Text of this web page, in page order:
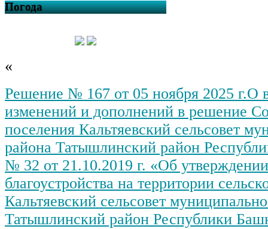
Погода
«
Решение № 167 от 05 ноября 2025 г.О
изменений и дополнений в решение
поселения Кальтяевский сельсовет
района Татышлинский район
№ 32 от 21.10.2019 г. «Об
благоустройства на территории
Кальтяевский сельсовет
Татышлинский район Республики